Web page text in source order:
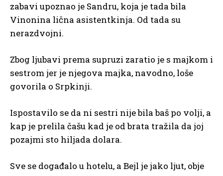
zabavi upoznao je Sandru, koja je tada bila
Vinonina lična asistentkinja. Od tada su
nerazdvojni.
Zbog ljubavi prema supruzi zaratio je s majkom i
sestrom jer je njegova majka, navodno, loše
govorila o Srpkinji.
Ispostavilo se da ni sestri nije bila baš po volji, a
kap je prelila čašu kad je od brata tražila da joj
pozajmi sto hiljada dolara.
Sve se događalo u hotelu, a Bejl je jako ljut, obje